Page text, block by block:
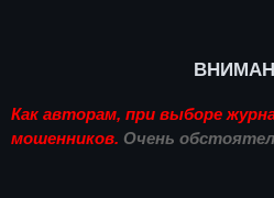
Как авторам, при выборе
мошенников. Очень